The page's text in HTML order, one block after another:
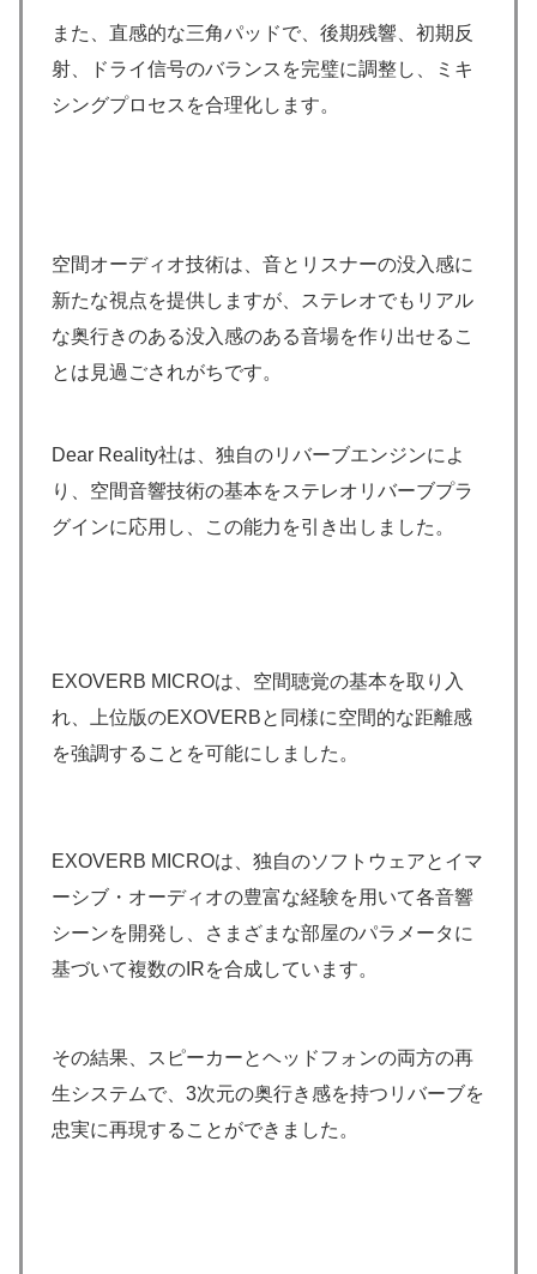
また、直感的な三角パッドで、後期残響、初期反
射、ドライ信号のバランスを完璧に調整し、ミキ
シングプロセスを合理化します。
空間オーディオ技術は、音とリスナーの没入感に
新たな視点を提供しますが、ステレオでもリアル
な奥行きのある没入感のある音場を作り出せるこ
とは見過ごされがちです。
Dear Reality社は、独自のリバーブエンジンによ
り、空間音響技術の基本をステレオリバーブプラ
グインに応用し、この能力を引き出しました。
EXOVERB MICROは、空間聴覚の基本を取り入
れ、上位版のEXOVERBと同様に空間的な距離感
を強調することを可能にしました。
EXOVERB MICROは、独自のソフトウェアとイマ
ーシブ・オーディオの豊富な経験を用いて各音響
シーンを開発し、さまざまな部屋のパラメータに
基づいて複数のIRを合成しています。
その結果、スピーカーとヘッドフォンの両方の再
生システムで、3次元の奥行き感を持つリバーブを
忠実に再現することができました。